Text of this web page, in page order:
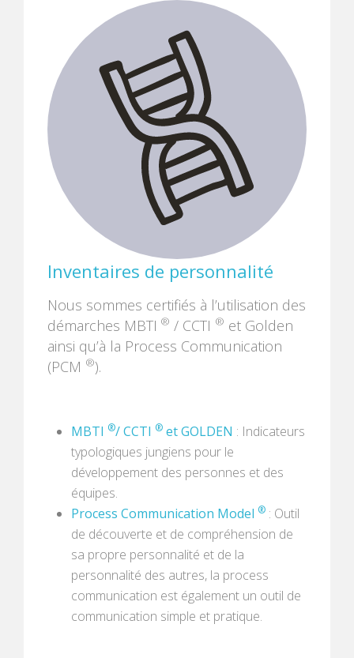
Inventaires de personnalité
Nous sommes certifiés à l’utilisation des
démarches MBTI ® / CCTI ® et Golden
ainsi qu’à la Process Communication
(PCM ®).
MBTI ®/ CCTI ® et GOLDEN : Indicateurs
typologiques jungiens pour le
développement des personnes et des
équipes.
Process Communication Model ® : Outil
de découverte et de compréhension de
sa propre personnalité et de la
personnalité des autres, la process
communication est également un outil de
communication simple et pratique.